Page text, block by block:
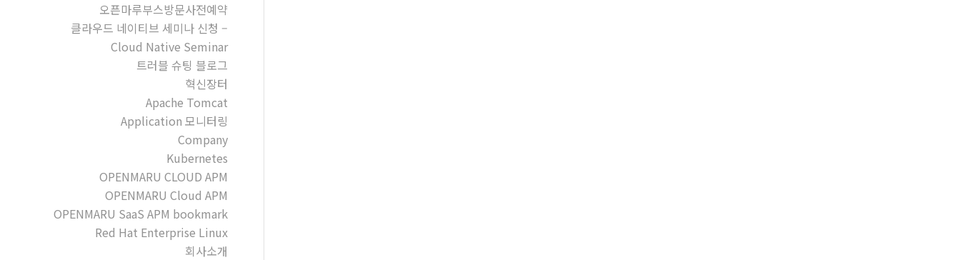
오픈마루부스방문사전예약
클라우드 네이티브 세미나 신청 –
Cloud Native Seminar
트러블 슈팅 블로그
혁신장터
Apache Tomcat
Application 모니터링
Company
Kubernetes
OPENMARU CLOUD APM
OPENMARU Cloud APM
OPENMARU SaaS APM bookmark
Red Hat Enterprise Linux
회사소개